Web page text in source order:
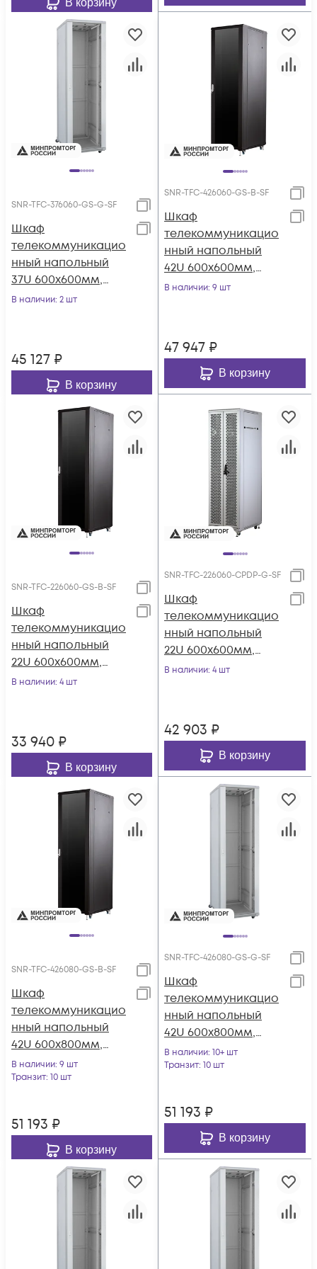
В корзину
SNR-TFC-376060-GS-G-SF
Шкаф
телекоммуникацио
нный напольный
37U 600x600мм,
серия TFC (SNR-TFC-
В наличии: 2 шт
45 127 ₽
В корзину
SNR-TFC-426060-GS-B-SF
Шкаф
телекоммуникацио
нный напольный
42U 600x600мм,
серия TFC (SNR-TFC-
В наличии: 9 шт
47 947 ₽
В корзину
SNR-TFC-226060-GS-B-SF
Шкаф
телекоммуникацио
нный напольный
22U 600x600мм,
серия TFC (SNR-TFC-
В наличии: 4 шт
33 940 ₽
В корзину
SNR-TFC-226060-CPDP-G-SF
Шкаф
телекоммуникацио
нный напольный
22U 600x600мм,
серия TFC (SNR-TFC-
В наличии: 4 шт
42 903 ₽
В корзину
SNR-TFC-426080-GS-B-SF
Шкаф
телекоммуникацио
нный напольный
42U 600x800мм,
серия TFC (SNR-TFC-
426080-GS-B-SF)
В наличии: 9 шт
Транзит: 10 шт
51 193 ₽
В корзину
SNR-TFC-426080-GS-G-SF
Шкаф
телекоммуникацио
нный напольный
42U 600x800мм,
серия TFC (SNR-TFC-
426080-GS-G-SF)
В наличии: 10+ шт
Транзит: 10 шт
51 193 ₽
В корзину